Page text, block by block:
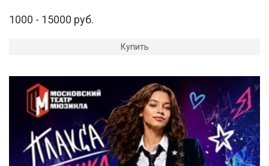
1000 - 15000 руб.
Купить